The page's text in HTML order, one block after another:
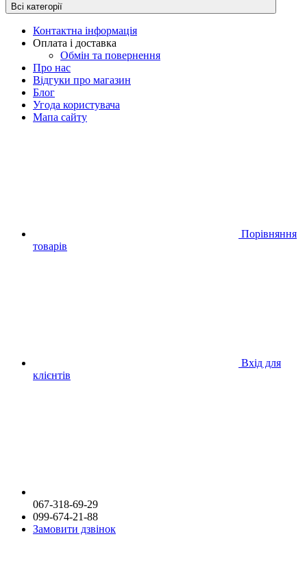
Всі категорії
Контактна інформація
Оплата і доставка
Обмін та повернення
Про нас
Відгуки про магазин
Блог
Угода користувача
Мапа сайту
Порівняння
товарів
Вхід для
клієнтів
067-318-69-29
099-674-21-88
Замовити дзвінок